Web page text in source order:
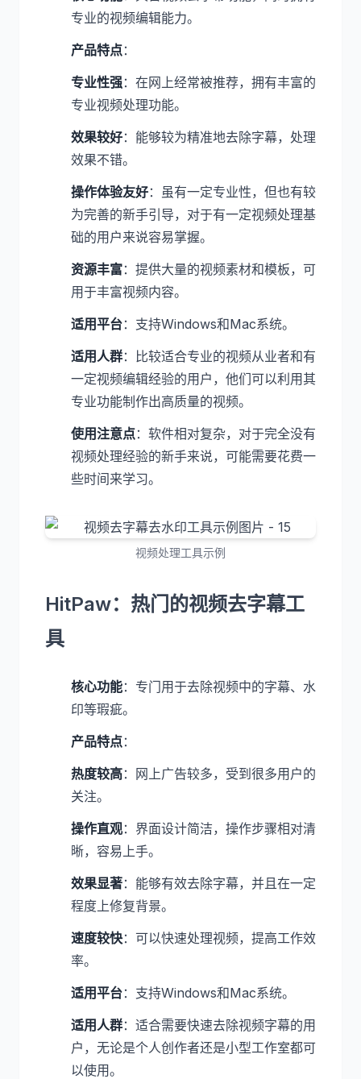
专业的视频编辑能力。
产品特点：
专业性强：在网上经常被推荐，拥有丰富的
专业视频处理功能。
效果较好：能够较为精准地去除字幕，处理
效果不错。
操作体验友好：虽有一定专业性，但也有较
为完善的新手引导，对于有一定视频处理基
础的用户来说容易掌握。
资源丰富：提供大量的视频素材和模板，可
用于丰富视频内容。
适用平台：支持Windows和Mac系统。
适用人群：比较适合专业的视频从业者和有
一定视频编辑经验的用户，他们可以利用其
专业功能制作出高质量的视频。
使用注意点：软件相对复杂，对于完全没有
视频处理经验的新手来说，可能需要花费一
些时间来学习。
视频处理工具示例
HitPaw：热门的视频去字幕工
具
核心功能：专门用于去除视频中的字幕、水
印等瑕疵。
产品特点：
热度较高：网上广告较多，受到很多用户的
关注。
操作直观：界面设计简洁，操作步骤相对清
晰，容易上手。
效果显著：能够有效去除字幕，并且在一定
程度上修复背景。
速度较快：可以快速处理视频，提高工作效
率。
适用平台：支持Windows和Mac系统。
适用人群：适合需要快速去除视频字幕的用
户，无论是个人创作者还是小型工作室都可
以使用。